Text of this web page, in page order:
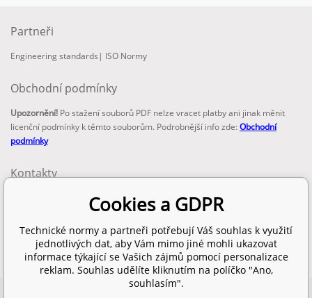
Partneři
Engineering standards | ISO Normy
Obchodní podmínky
Upozornění! Po stažení souborů PDF nelze vracet platby ani jinak měnit
licenční podmínky k těmto souborům. Podrobnější info zde:Obchodní
podmínky
Kontakty
info@technickenormy.cz
obchod@technickenormy.cz
Telefon:
+420 377 387 684
Cookies a GDPR
Technické normy a partneři potřebují Váš souhlas k využití
jednotlivých dat, aby Vám mimo jiné mohli ukazovat
informace týkající se Vašich zájmů pomocí personalizace
reklam. Souhlas udělíte kliknutím na políčko "Ano,
souhlasím".